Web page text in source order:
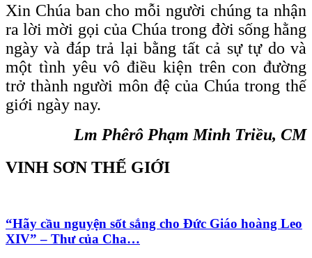
Xin Chúa ban cho mỗi người chúng ta nhận
ra lời mời gọi của Chúa trong đời sống hằng
ngày và đáp trả lại bằng tất cả sự tự do và
một tình yêu vô điều kiện trên con đường
trở thành người môn đệ của Chúa trong thế
giới ngày nay.
Lm Phêrô Phạm Minh Triều, CM
VINH SƠN THẾ GIỚI
“Hãy cầu nguyện sốt sắng cho Đức Giáo hoàng Leo
XIV” – Thư của Cha…